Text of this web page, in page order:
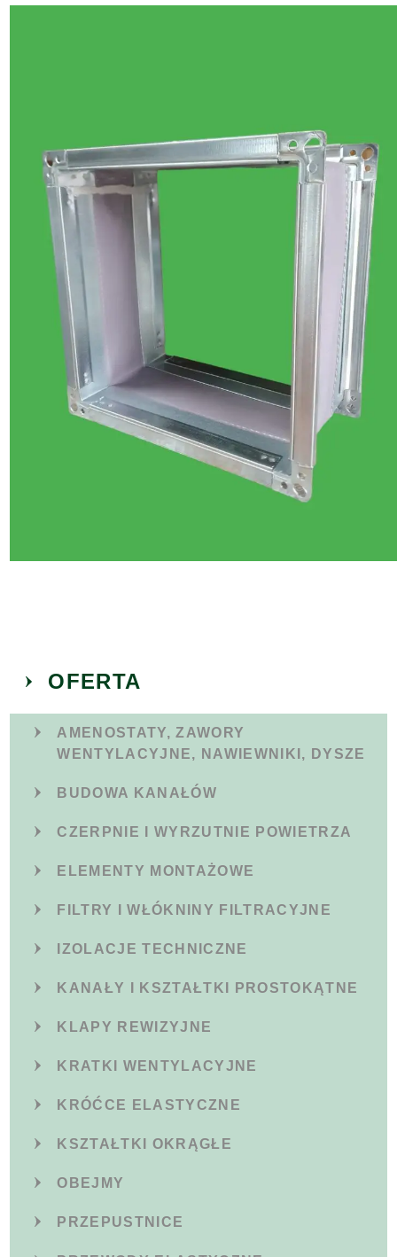
OFERTA
AMENOSTATY, ZAWORY
WENTYLACYJNE, NAWIEWNIKI, DYSZE
BUDOWA KANAŁÓW
CZERPNIE I WYRZUTNIE POWIETRZA
ELEMENTY MONTAŻOWE
FILTRY I WŁÓKNINY FILTRACYJNE
IZOLACJE TECHNICZNE
KANAŁY I KSZTAŁTKI PROSTOKĄTNE
KLAPY REWIZYJNE
KRATKI WENTYLACYJNE
KRÓĆCE ELASTYCZNE
KSZTAŁTKI OKRĄGŁE
OBEJMY
PRZEPUSTNICE